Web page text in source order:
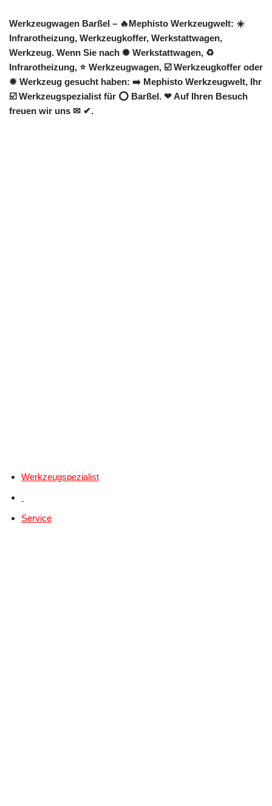
Werkzeugwagen Barßel – 🔥Mephisto Werkzeugwelt: ☀️
Infrarotheizung, Werkzeugkoffer, Werkstattwagen,
Werkzeug. Wenn Sie nach ✺ Werkstattwagen, ♻
Infrarotheizung, ⭐ Werkzeugwagen, ☑️ Werkzeugkoffer oder
✹ Werkzeug gesucht haben: ➡️ Mephisto Werkzeugwelt, Ihr
☑️ Werkzeugspezialist für ⭕ Barßel. ❤ Auf Ihren Besuch
freuen wir uns ✉ ✔.
Werkzeugspezialist
Service